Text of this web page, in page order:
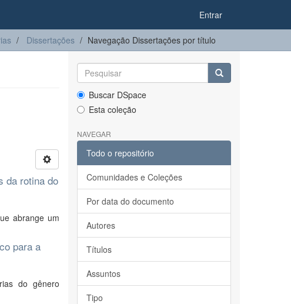
Entrar
Dissertações Navegação Dissertações por título
da rotina do
abrange um
para a
do gênero
Buscar DSpace
Esta coleção
NAVEGAR
Todo o repositório
Comunidades e Coleções
Por data do documento
Autores
Títulos
Assuntos
Tipo